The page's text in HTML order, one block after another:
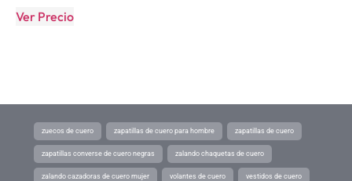
Ver Precio
zuecos de cuero zapatillas de cuero para hombre zapatillas de cuero
zapatillas converse de cuero negras zalando chaquetas de cuero
zalando cazadoras de cuero mujer volantes de cuero vestidos de cuero